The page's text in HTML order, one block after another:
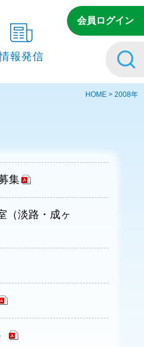
会員ログイン
報発信
刊行物
の⿂類リスト
情報サイト
HOME > 2008年
集
（淡路・成ヶ